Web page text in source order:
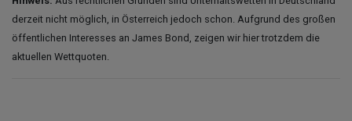
derzeit nicht möglich, in Österreich jedoch schon. Aufgrund des großen
öffentlichen Interesses an James Bond, zeigen wir hier trotzdem die
aktuellen Wettquoten.